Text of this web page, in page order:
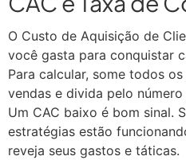
O Custo de Aquisição de
você gasta para conquistar
Para calcular, some todos
vendas e divida pelo
Um CAC baixo é bom sinal.
estratégias estão
reveja seus gastos e táticas.